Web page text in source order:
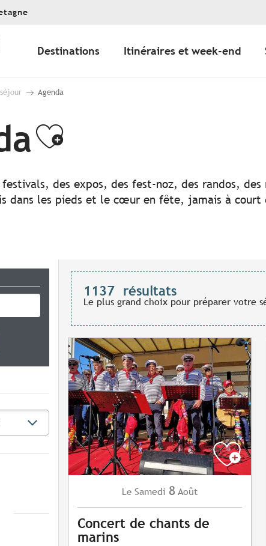
Destinations Itinéraires et week-end
Agenda
Ajouter aux
festivals, des expos, des fest-noz, des randos,
dans les pieds et le cœur en fête, jamais à court
1137 résultats
Le plus grand choix pour préparer votre
Le Samedi 8 Août
Concert de chants de
marins